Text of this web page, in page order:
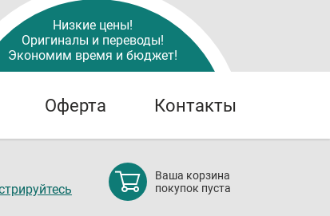
Низкие цены!
Оригиналы и переводы!
Экономим время и бюджет!
Оферта Контакты
Ваша корзина
покупок пуста